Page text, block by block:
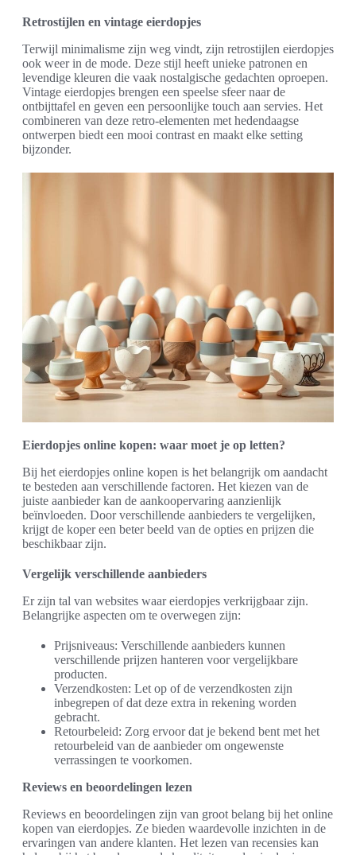
Retrostijlen en vintage eierdopjes
Terwijl minimalisme zijn weg vindt, zijn retrostijlen eierdopjes
ook weer in de mode. Deze stijl heeft unieke patronen en
levendige kleuren die vaak nostalgische gedachten oproepen.
Vintage eierdopjes brengen een speelse sfeer naar de
ontbijttafel en geven een persoonlijke touch aan servies. Het
combineren van deze retro-elementen met hedendaagse
ontwerpen biedt een mooi contrast en maakt elke setting
bijzonder.
Eierdopjes online kopen: waar moet je op letten?
Bij het eierdopjes online kopen is het belangrijk om aandacht
te besteden aan verschillende factoren. Het kiezen van de
juiste aanbieder kan de aankoopervaring aanzienlijk
beïnvloeden. Door verschillende aanbieders te vergelijken,
krijgt de koper een beter beeld van de opties en prijzen die
beschikbaar zijn.
Vergelijk verschillende aanbieders
Er zijn tal van websites waar eierdopjes verkrijgbaar zijn.
Belangrijke aspecten om te overwegen zijn:
Prijsniveaus: Verschillende aanbieders kunnen
verschillende prijzen hanteren voor vergelijkbare
producten.
Verzendkosten: Let op of de verzendkosten zijn
inbegrepen of dat deze extra in rekening worden
gebracht.
Retourbeleid: Zorg ervoor dat je bekend bent met het
retourbeleid van de aanbieder om ongewenste
verrassingen te voorkomen.
Reviews en beoordelingen lezen
Reviews en beoordelingen zijn van groot belang bij het online
kopen van eierdopjes. Ze bieden waardevolle inzichten in de
ervaringen van andere klanten. Het lezen van recensies kan